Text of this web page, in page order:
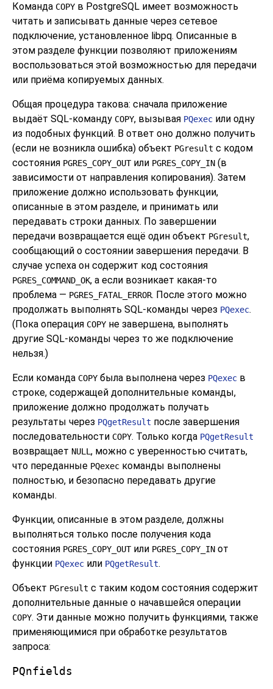
Команда COPY в PostgreSQL имеет возможность
читать и записывать данные через сетевое
подключение, установленное libpq. Описанные в
этом разделе функции позволяют приложениям
воспользоваться этой возможностью для передачи
или приёма копируемых данных.
Общая процедура такова: сначала приложение
выдаёт SQL-команду COPY, вызывая PQexec или одну
из подобных функций. В ответ оно должно получить
(если не возникла ошибка) объект PGresult с кодом
состояния PGRES_COPY_OUTили PGRES_COPY_IN (в
зависимости от направления копирования). Затем
приложение должно использовать функции,
описанные в этом разделе, и принимать или
передавать строки данных. По завершении
передачи возвращается ещё один объект PGresult,
сообщающий о состоянии завершения передачи. В
случае успеха он содержит код состояния
PGRES_COMMAND_OK, а если возникает какая-то
проблема — PGRES_FATAL_ERROR. После этого можно
продолжать выполнять SQL-команды через PQexec.
(Пока операция COPY не завершена, выполнять
другие SQL-команды через то же подключение
нельзя.)
Если команда COPY была выполнена через PQexec в
строке, содержащей дополнительные команды,
приложение должно продолжать получать
результаты через PQgetResult после завершения
последовательности COPY. Только когда PQgetResult
возвращает NULL , можно с уверенностью считать,
что переданные PQexec команды выполнены
полностью, и безопасно передавать другие
команды.
Функции, описанные в этом разделе, должны
выполняться только после получения кода
состояния PGRES_COPY_OUTили PGRES_COPY_IN от
функции PQexec или PQgetResult.
Объект PGresult с таким кодом состояния содержит
дополнительные данные о начавшейся операции
COPY. Эти данные можно получить функциями, также
применяющимися при обработке результатов
запроса:
PQnfields